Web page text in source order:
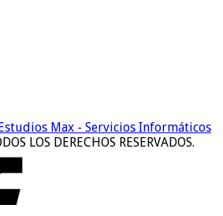
Max - Servicios Informáticos
LOS DERECHOS RESERVADOS.